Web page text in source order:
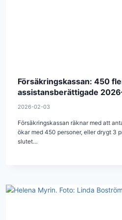
Försäkringskassan: 450
assistansberättigade
2026-02-03
Försäkringskassan räknar med att
ökar med 450 personer, eller drygt 3
slutet…